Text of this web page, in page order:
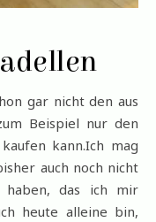
Beispiel nur den
kann.Ich mag
auch noch nicht
haben, das ich mir
heute alleine bin,